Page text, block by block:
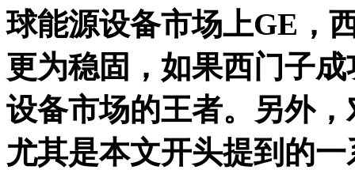
球能源设备市场上GE，
更为稳固，如果西门子
设备市场的王者。另外
尤其是本文开头提到的